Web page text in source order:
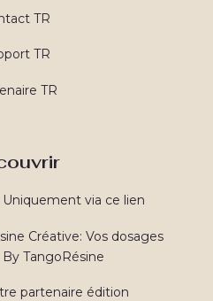
TR
TR
TR
Uniquement via ce lien
Créative: Vos dosages
TangoRésine
partenaire édition